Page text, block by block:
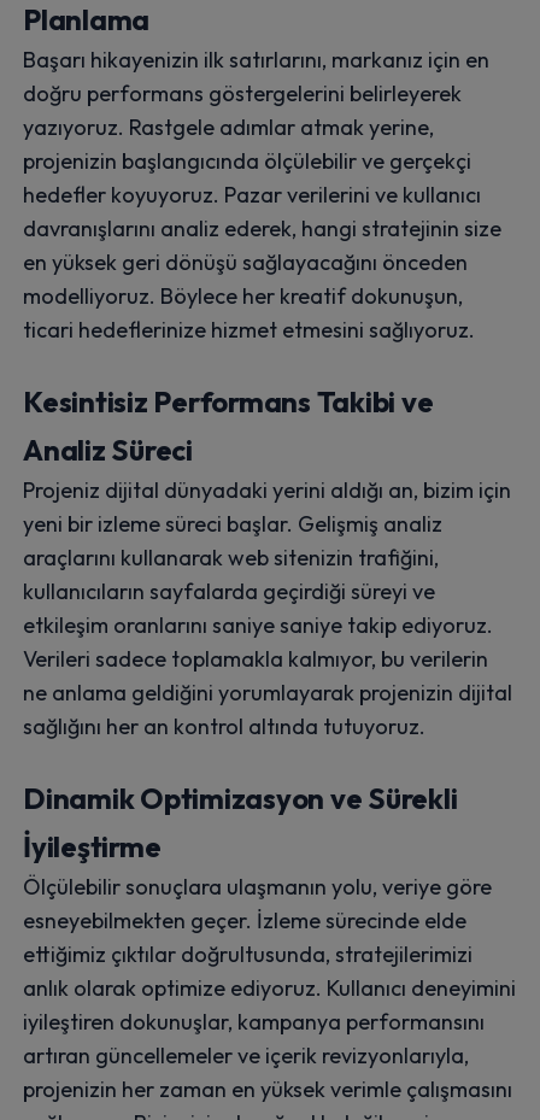
Planlama
Başarı hikayenizin ilk satırlarını, markanız için en
doğru performans göstergelerini belirleyerek
yazıyoruz. Rastgele adımlar atmak yerine,
projenizin başlangıcında ölçülebilir ve gerçekçi
hedefler koyuyoruz. Pazar verilerini ve kullanıcı
davranışlarını analiz ederek, hangi stratejinin size
en yüksek geri dönüşü sağlayacağını önceden
modelliyoruz. Böylece her kreatif dokunuşun,
ticari hedeflerinize hizmet etmesini sağlıyoruz.
Kesintisiz Performans Takibi ve
Analiz Süreci
Projeniz dijital dünyadaki yerini aldığı an, bizim için
yeni bir izleme süreci başlar. Gelişmiş analiz
araçlarını kullanarak web sitenizin trafiğini,
kullanıcıların sayfalarda geçirdiği süreyi ve
etkileşim oranlarını saniye saniye takip ediyoruz.
Verileri sadece toplamakla kalmıyor, bu verilerin
ne anlama geldiğini yorumlayarak projenizin dijital
sağlığını her an kontrol altında tutuyoruz.
Dinamik Optimizasyon ve Sürekli
İyileştirme
Ölçülebilir sonuçlara ulaşmanın yolu, veriye göre
esneyebilmekten geçer. İzleme sürecinde elde
ettiğimiz çıktılar doğrultusunda, stratejilerimizi
anlık olarak optimize ediyoruz. Kullanıcı deneyimini
iyileştiren dokunuşlar, kampanya performansını
artıran güncellemeler ve içerik revizyonlarıyla,
projenizin her zaman en yüksek verimle çalışmasını